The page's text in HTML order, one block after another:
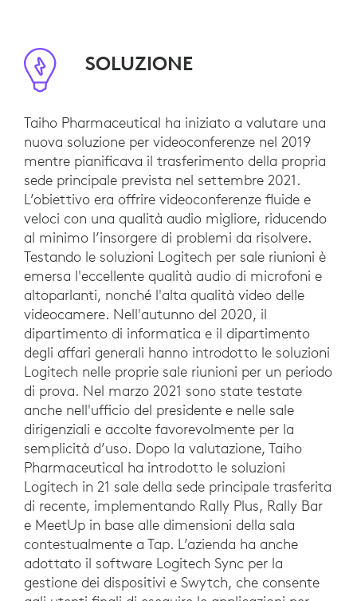
SOLUZIONE
Taiho Pharmaceutical ha iniziato a valutare una
nuova soluzione per videoconferenze nel 2019
mentre pianificava il trasferimento della propria
sede principale prevista nel settembre 2021.
L’obiettivo era offrire videoconferenze fluide e
veloci con una qualità audio migliore, riducendo
al minimo l’insorgere di problemi da risolvere.
Testando le soluzioni Logitech per sale riunioni è
emersa l'eccellente qualità audio di microfoni e
altoparlanti, nonché l'alta qualità video delle
videocamere. Nell'autunno del 2020, il
dipartimento di informatica e il dipartimento
degli affari generali hanno introdotto le soluzioni
Logitech nelle proprie sale riunioni per un periodo
di prova. Nel marzo 2021 sono state testate
anche nell'ufficio del presidente e nelle sale
dirigenziali e accolte favorevolmente per la
semplicità d’uso. Dopo la valutazione, Taiho
Pharmaceutical ha introdotto le soluzioni
Logitech in 21 sale della sede principale trasferita
di recente, implementando Rally Plus, Rally Bar
e MeetUp in base alle dimensioni della sala
contestualmente a Tap. L’azienda ha anche
adottato il software Logitech Sync per la
gestione dei dispositivi e Swytch, che consente